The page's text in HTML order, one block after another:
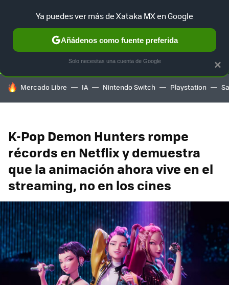
SELECCIÓN GAMING HOME AUTO TERRITORIO
HOY SE HABLA DE
Mercado Libre IA Nintendo Switch Playstation
K-Pop Demon Hunters rompe
récords en Netflix y demuestra
que la animación ahora vive en el
streaming, no en los cines
×
Ya puedes ver más de Xataka MX en Google
Añádenos como fuente preferida
Solo necesitas una cuenta de Google